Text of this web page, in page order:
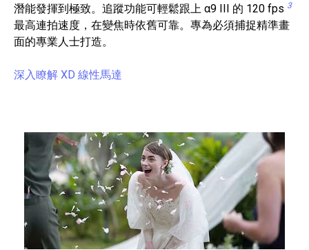
潛能發揮到極致。追蹤功能可輕鬆跟上 α9 III 的 120 fps 3
最高連拍速度，在變焦時依舊可靠。專為必須捕捉精準畫
面的專業人士打造。
深入瞭解 XD 線性馬達